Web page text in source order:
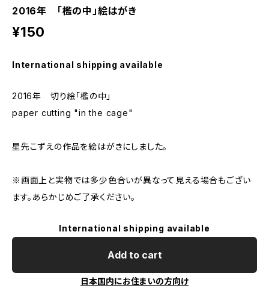
2016年 「檻の中」絵はがき
¥150
International shipping available
2016年 切り絵「檻の中」
paper cutting "in the cage"
星先こずえの作品を絵はがきにしました。
※画面上と実物では多少色合いが異なって見える場合もござい
ます。あらかじめご了承ください。
International shipping available
Add to cart
日本国内にお住まいの方向け